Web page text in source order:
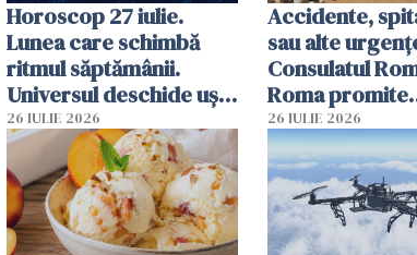
Horoscop 27 iulie.
Lunea care schimbă
ritmul săptămânii.
Universul deschide uși
neașteptate pentru
unele zodii
26 IULIE 2026
Accidente,
sau alte
Consulatul
Roma promite
intervenții în
de ore
26 IULIE 2026